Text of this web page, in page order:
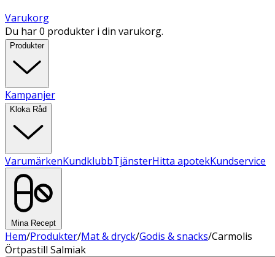
Varukorg
Du har 0 produkter i din varukorg.
Produkter
Kampanjer
Kloka Råd
VarumärkenKundklubbTjänsterHitta apotekKundservice
Mina Recept
Hem/Produkter/Mat & dryck/Godis & snacks/Carmolis
Örtpastill Salmiak